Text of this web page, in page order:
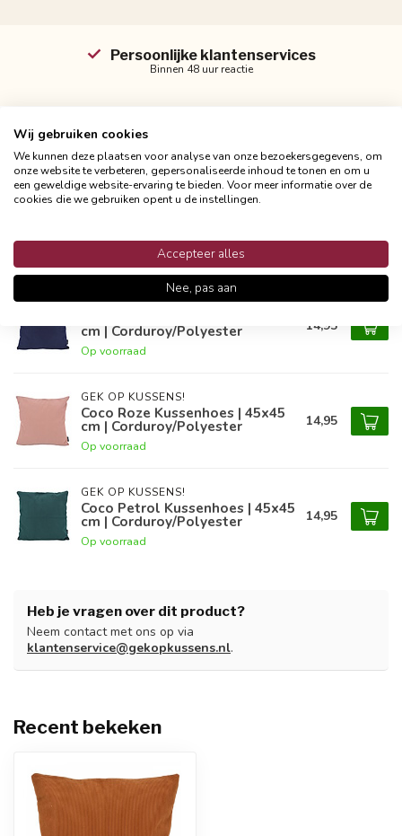
Persoonlijke klantenservices
Binnen 48 uur reactie
Productomschrijving
Reviews
Gerelateerde producten
GEK OP KUSSENS!
cm | Corduroy/Polyester
Op voorraad
14,95
GEK OP KUSSENS!
Coco Roze Kussenhoes | 45x45
cm | Corduroy/Polyester
Op voorraad
14,95
GEK OP KUSSENS!
Coco Petrol Kussenhoes | 45x45
cm | Corduroy/Polyester
Op voorraad
14,95
Heb je vragen over dit product?
Neem contact met ons op via
klantenservice@gekopkussens.nl.
Recent bekeken
Wij gebruiken cookies
We kunnen deze plaatsen voor analyse van onze bezoekersgegevens, om
onze website te verbeteren, gepersonaliseerde inhoud te tonen en om u
een geweldige website-ervaring te bieden. Voor meer informatie over de
cookies die we gebruiken opent u de instellingen.
Accepteer alles
Nee, pas aan